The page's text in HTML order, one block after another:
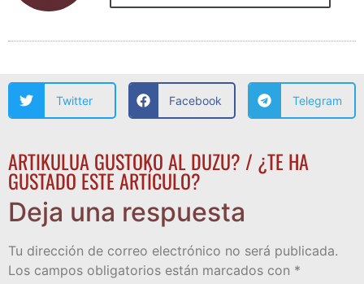
Twitter Facebook Telegram
ARTIKULUA GUSTOKO AL DUZU? / ¿TE HA
GUSTADO ESTE ARTÍCULO?
Deja una respuesta
Tu dirección de correo electrónico no será publicada.
Los campos obligatorios están marcados con *